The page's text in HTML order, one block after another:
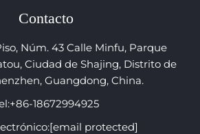
Contacto
Núm. 43 Calle Minfu, Parque
Ciudad de Shajing, Distrito de
Guangdong, China.
+86-18672994925
[email protected]